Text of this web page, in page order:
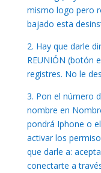
mismo logo pero
bajado esta
2. Hay que darle
REUNIÓN (botón
registres. No le
3. Pon el número
nombre en
pondrá Iphone o
activar los
que darle a:
conectarte a